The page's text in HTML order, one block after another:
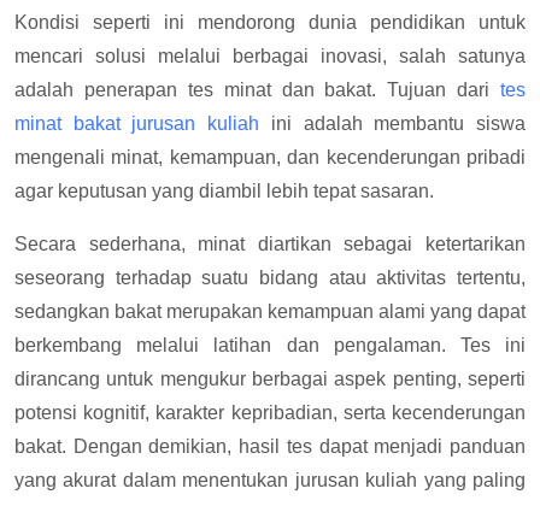
Kondisi seperti ini mendorong dunia pendidikan untuk
mencari solusi melalui berbagai inovasi, salah satunya
adalah penerapan tes minat dan bakat. Tujuan dari tes
minat bakat jurusan kuliah ini adalah membantu siswa
mengenali minat, kemampuan, dan kecenderungan pribadi
agar keputusan yang diambil lebih tepat sasaran.
Secara sederhana, minat diartikan sebagai ketertarikan
seseorang terhadap suatu bidang atau aktivitas tertentu,
sedangkan bakat merupakan kemampuan alami yang dapat
berkembang melalui latihan dan pengalaman. Tes ini
dirancang untuk mengukur berbagai aspek penting, seperti
potensi kognitif, karakter kepribadian, serta kecenderungan
bakat. Dengan demikian, hasil tes dapat menjadi panduan
yang akurat dalam menentukan jurusan kuliah yang paling